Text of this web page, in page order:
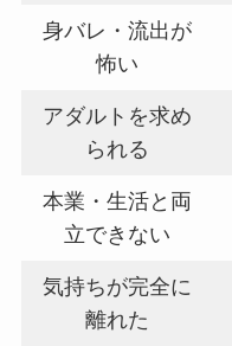
身バレ・流出が
怖い
アダルトを求め
られる
本業・生活と両
立できない
気持ちが完全に
離れた